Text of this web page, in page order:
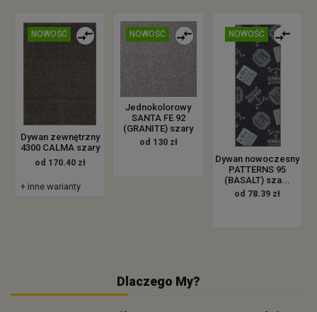
NOWOŚĆ
Dywan zewnętrzny
4300 CALMA szary
od 170.40 zł
+ inne warianty
NOWOŚĆ
Jednokolorowy
SANTA FE 92
(GRANITE) szary
od 130 zł
NOWOŚĆ
Dywan nowoczesny
PATTERNS 95
(BASALT) sza...
od 78.39 zł
Dlaczego My?